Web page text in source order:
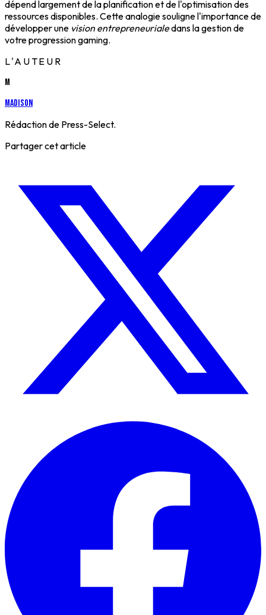
dépend largement de la planification et de l'optimisation des
ressources disponibles. Cette analogie souligne l'importance de
développer une vision entrepreneurialedans la gestion de
votre progression gaming.
L'AUTEUR
M
Madison
Rédaction de Press-Select.
Partager cet article